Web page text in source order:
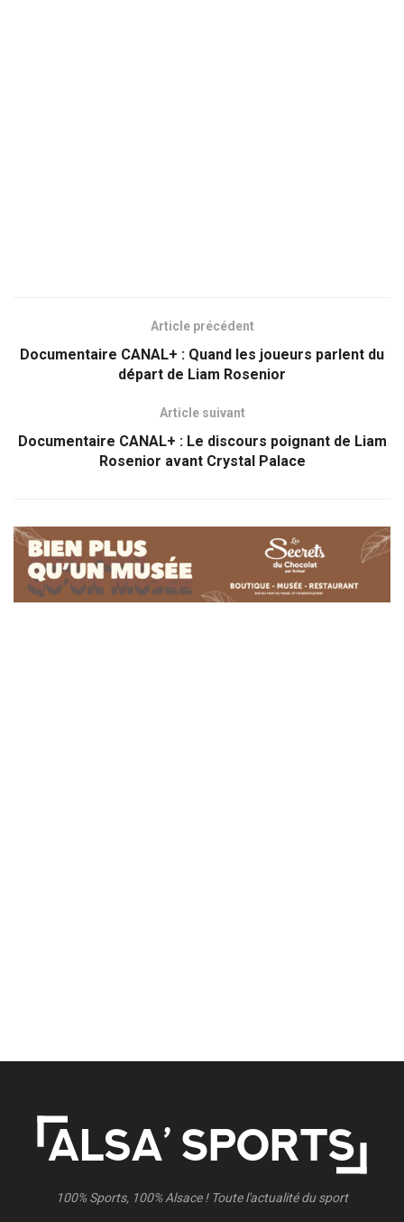
Article précédent
Documentaire CANAL+ : Quand les joueurs parlent du
départ de Liam Rosenior
Article suivant
Documentaire CANAL+ : Le discours poignant de Liam
Rosenior avant Crystal Palace
100% Sports, 100% Alsace ! Toute l'actualité du sport